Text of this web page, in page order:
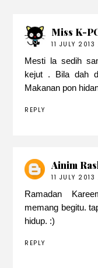
Miss K-
11 JULY
Mesti la sedih
kejut . Bila dah
Makanan pon
REPLY
Ainim
11 JULY 2013
Ramadan
memang begitu.
hidup. :)
REPLY